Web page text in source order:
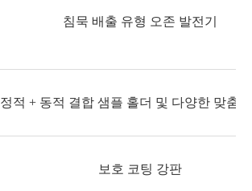
침묵 배출 유형 오존 발전기
정적 + 동적 결합 샘플 홀더 및 다양한 맞춤
보호 코팅 강판